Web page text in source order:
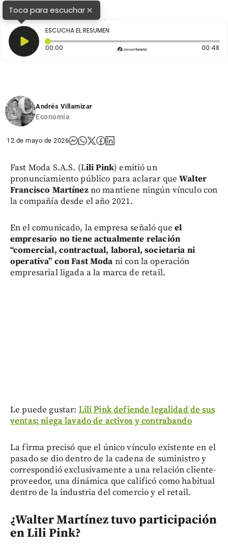
Toca para escuchar×
ESCUCHA EL RESUMEN
00:00 Tiempo transcurrido: 0 segundos 00:48
Andrés Villamizar
Economía
12 de mayo de 2026
Fast Moda S.A.S. (Lili Pink) emitió un
pronunciamiento público para aclarar que Walter
Francisco Martínezno mantiene ningún vínculo con
la compañía desde el año 2021.
En el comunicado, la empresa señaló que el
empresario no tiene actualmente relación
“comercial, contractual, laboral, societaria ni
operativa” con Fast Moda ni con la operación
empresarial ligada a la marca de retail.
Le puede gustar: Lili Pink defiende legalidad de sus
ventas; niega lavado de activos y contrabando
La firma precisó que el único vínculo existente en el
pasado se dio dentro de la cadena de suministro y
correspondió exclusivamente a una relación cliente-
proveedor, una dinámica que calificó como habitual
dentro de la industria del comercio y el retail.
¿Walter Martínez tuvo participación
en Lili Pink?